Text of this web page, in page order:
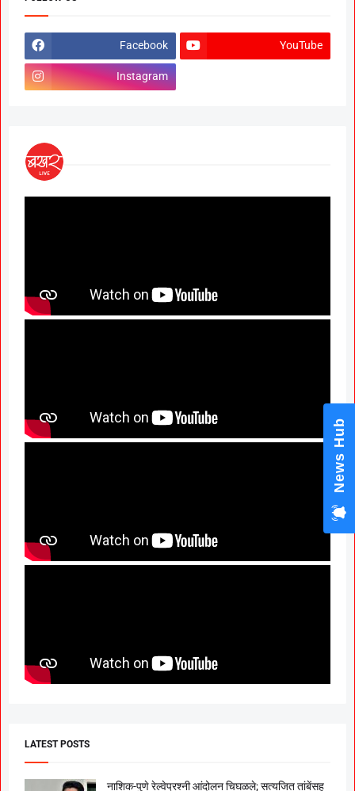
Facebook YouTube
Instagram
LATEST POSTS
नाशिक-पुणे रेल्वेप्रश्नी आंदोलन चिघळले; सत्यजित तांबेंसह
News Hub